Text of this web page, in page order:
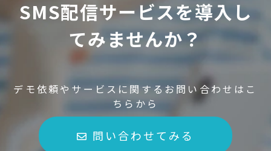
SMS配信サービスを導入し
てみませんか？
デモ依頼やサービスに関するお問い合わせはこ
ちらから
問い合わせてみる